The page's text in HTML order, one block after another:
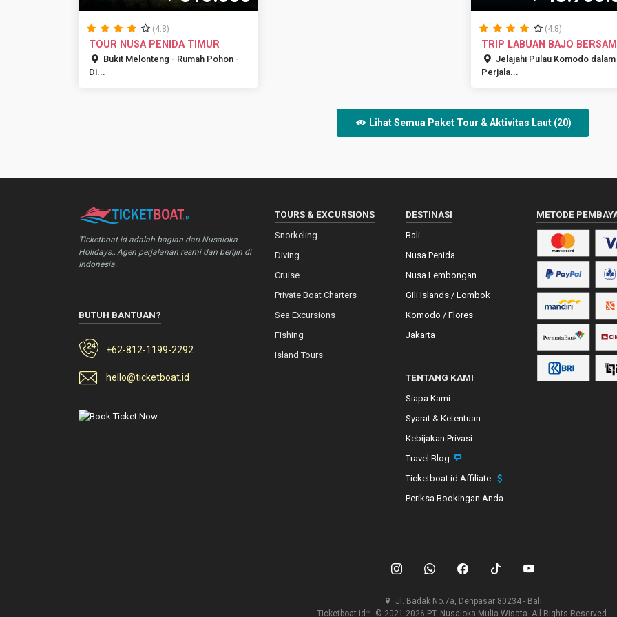
(4.8)
TOUR NUSA PENIDA TIMUR
Bukit Melonteng - Rumah Pohon -
Di...
(4.8)
TRIP LABUAN BAJO
PAPITON
Jelajahi Pulau Komodo dalam
Perjala...
Lihat Semua Paket Tour & Aktivitas Laut (20)
Ticketboat.id adalah bagian dari Nusaloka
Holidays., Agen perjalanan resmi dan berijin di
Indonesia.
BUTUH BANTUAN?
+62-812-1199-2292
hello@ticketboat.id
TOURS & EXCURSIONS
Snorkeling
Diving
Cruise
Private Boat Charters
Sea Excursions
Fishing
Island Tours
DESTINASI
Bali
Nusa Penida
Nusa Lembongan
Gili Islands / Lombok
Komodo / Flores
Jakarta
TENTANG KAMI
Siapa Kami
Syarat & Ketentuan
Kebijakan Privasi
Travel Blog
Ticketboat.id Affiliate
Periksa Bookingan Anda
METODE
Jl. Badak No.7a, Denpasar 80234 - Bali.
Ticketboat.id™. © 2021-2026 PT. Nusaloka Mulia Wisata. All Rights Reserved.